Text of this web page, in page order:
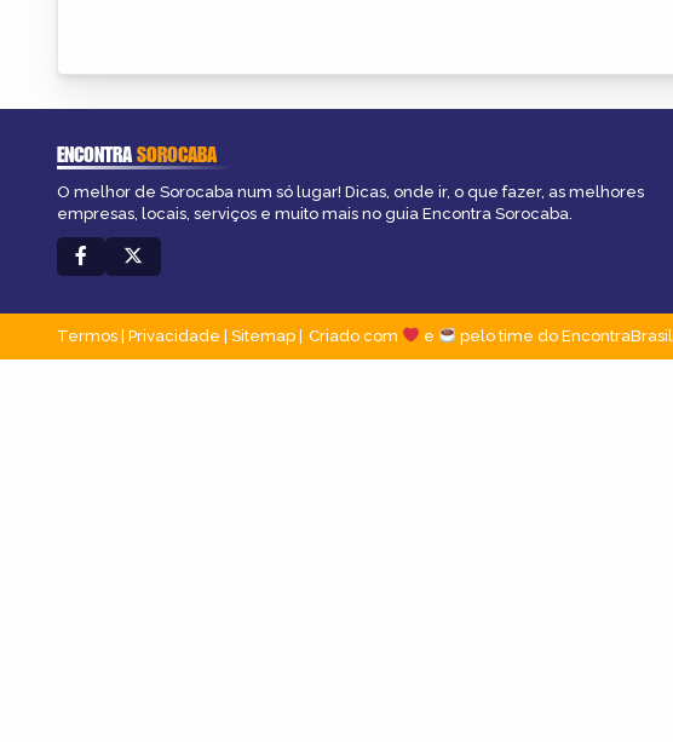
ENCONTRASOROCABA
O melhor de Sorocaba num só lugar! Dicas, onde ir, o que fazer, as melhores
empresas, locais, serviços e muito mais no guia Encontra Sorocaba.
Termos | Privacidade | Sitemap Criado com e pelo time do EncontraBrasil